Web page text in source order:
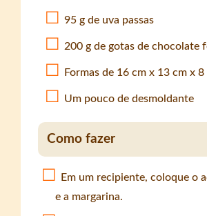
95 g de uva passas
200 g de gotas de chocolate
Formas de 16 cm x 13 cm x 8
Um pouco de desmoldante
Como fazer
Em um recipiente, coloque o
e a margarina.